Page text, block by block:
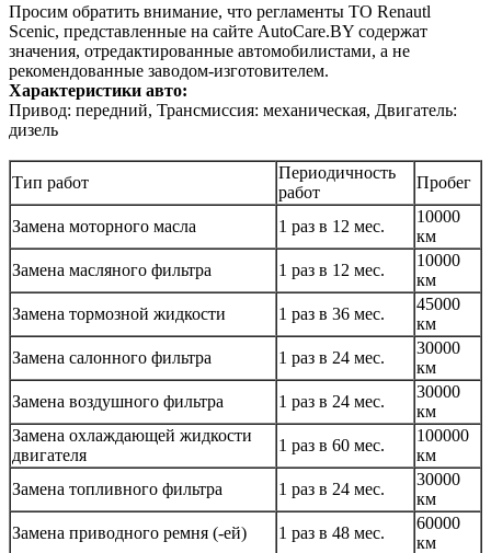
Просим обратить внимание, что регламенты ТО Renautl
Scenic, представленные на сайте AutoCare.BY содержат
значения, отредактированные автомобилистами, а не
рекомендованные заводом-изготовителем.
Характеристики авто:
Привод: передний, Трансмиссия: механическая, Двигатель:
дизель
Тип работ
Периодичность
работ
Пробег
Замена моторного масла 1 раз в 12 мес.
10000
км
Замена масляного фильтра
1 раз в 12 мес.
10000
км
Замена тормозной жидкости
1 раз в 36 мес.
45000
км
Замена салонного фильтра
1 раз в 24 мес.
30000
км
Замена воздушного фильтра
1 раз в 24 мес.
30000
км
Замена охлаждающей жидкости
двигателя
1 раз в 60 мес.
100000
км
Замена топливного фильтра
1 раз в 24 мес.
30000
км
Замена приводного ремня (-ей)
1 раз в 48 мес.
60000
км